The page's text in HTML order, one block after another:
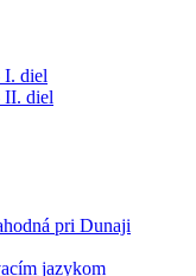
I. diel
II. diel
pri Dunaji
jazykom